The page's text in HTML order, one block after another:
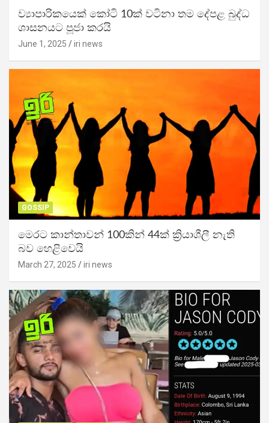
ව්‍යාපාරිකයෙක් කෝටි 10ක් වටිනා තම දේපළ බුද්ධ
ශාසනයට පූජා කරයි
June 1, 2025 iri news
GOSSIP
මෙරට කාන්තාවන් 100කින් 44ක් ක්‍රියාශීලී නැති
බව හෙළිවෙයි
March 27, 2025 iri news